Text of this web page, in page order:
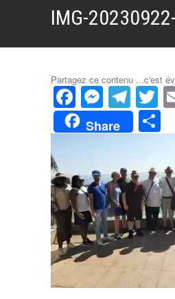
IMG-
Partagez ce contenu ...c'est
Facebook
Share